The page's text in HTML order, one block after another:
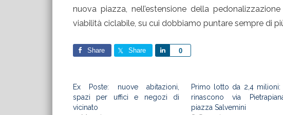
nuova piazza, nell’estensione della
viabilità ciclabile, su cui dobbiamo puntare sempre di
Share Share 0
Share
Ex Poste: nuove abitazioni,
spazi per uffici e negozi di
vicinato
Primo lotto da 2,4 milioni:
rinascono via
piazza Salvemini